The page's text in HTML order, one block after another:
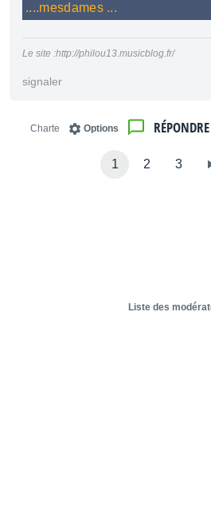
....mesdames ...
Le site :http://philou13.musicblog.fr/
signaler
Options
Charte
1 2 3
Liste des